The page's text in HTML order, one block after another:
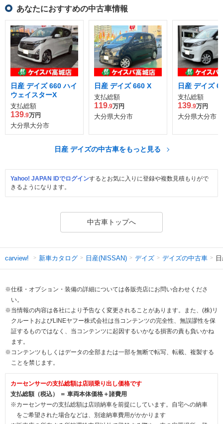
あなたにおすすめの中古車情報
日産 デイズ 660 ハイ
ウェイスターX
支払総額
139.9万円
大分県大分市
日産 デイズ 660 X
支払総額
119.9万円
大分県大分市
日産 デイズ
支払総額
139.9万円
大分県大分市
日産 デイズの中古車をもっと見る
Yahoo! JAPAN IDでログインするとお気に入りに登録や複数見積もりがで
きるようになります。
中古車トップへ
carview! 新車カタログ 日産(NISSAN) デイズ デイズの中古車
※仕様・オプション・装備の詳細については各販売店にお問い合わせくださ
い。
※当情報の内容は各社により予告なく変更されることがあります。また、(株)リ
クルートおよびLINEヤフー株式会社は当コンテンツの完全性、無誤謬性を保
証するものではなく、当コンテンツに起因するいかなる損害の責も負いかね
ます。
※コンテンツもしくはデータの全部または一部を無断で転写、転載、複製する
ことを禁じます。
カーセンサーの支払総額は店頭乗り出し価格です
支払総額（税込） ＝ 車両本体価格＋諸費用
※カーセンサーの支払総額は店頭納車を前提にしています。自宅への納車
をご希望された場合などは、別途納車費用がかかります